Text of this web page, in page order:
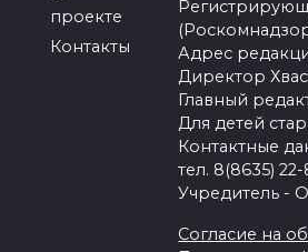
проекте
Контакты
Адрес
Директор
Главный
Для детей
Контактные
тел. 8(8635)
Учредитель -
Согласие на